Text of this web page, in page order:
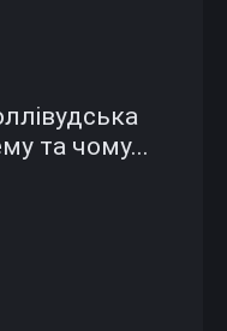
та чому...